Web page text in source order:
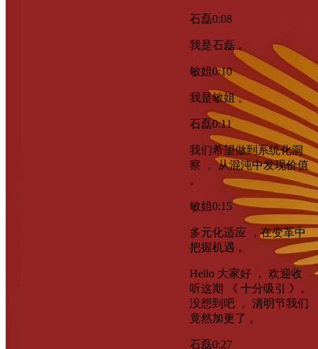
石磊0:08
我是石磊 。
敏姐0:10
我是敏姐 。
石磊0:11
我们希望做到系统化洞
察 ， 从混沌中发现价值
。
敏姐0:15
多元化适应 ，在变革中
把握机遇 。
Hello 大家好 ， 欢迎收
听这期 《 十分吸引 》。
没想到吧 ， 清明节我们
竟然加更了 。
石磊0:27